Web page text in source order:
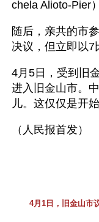
chela Alioto-Pier）
随后，亲共的市
决议，但立即以7
4月5日，受到旧
进入旧金山市。
儿。这仅仅是开
（人民报首发）
4月1日，旧金山市